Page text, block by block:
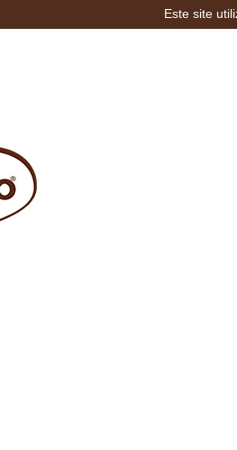
Este site